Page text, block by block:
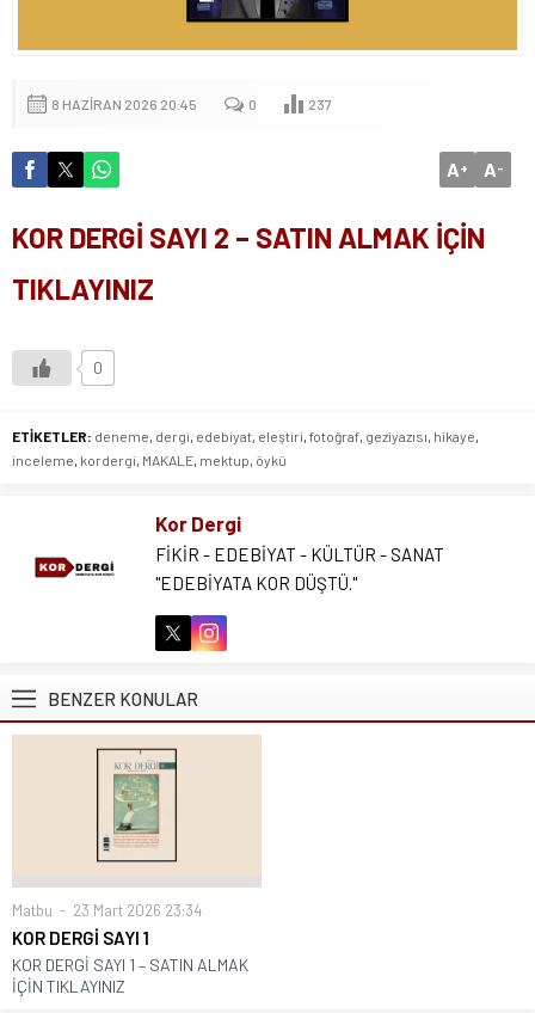
8 HAZIRAN 2026 20:45 0 237
A+ A-
KOR DERGİ SAYI 2 – SATIN ALMAK İÇİN
TIKLAYINIZ
0
ETİKETLER: deneme, dergi, edebiyat, eleştiri, fotoğraf, geziyazısı, hikaye,
inceleme, kordergi, MAKALE, mektup, öykü
Kor Dergi
FİKİR - EDEBİYAT - KÜLTÜR - SANAT
"EDEBİYATA KOR DÜŞTÜ."
BENZER KONULAR
Matbu 23 Mart 2026 23:34
KOR DERGİ SAYI 1
KOR DERGİ SAYI 1 – SATIN ALMAK
İÇİN TIKLAYINIZ